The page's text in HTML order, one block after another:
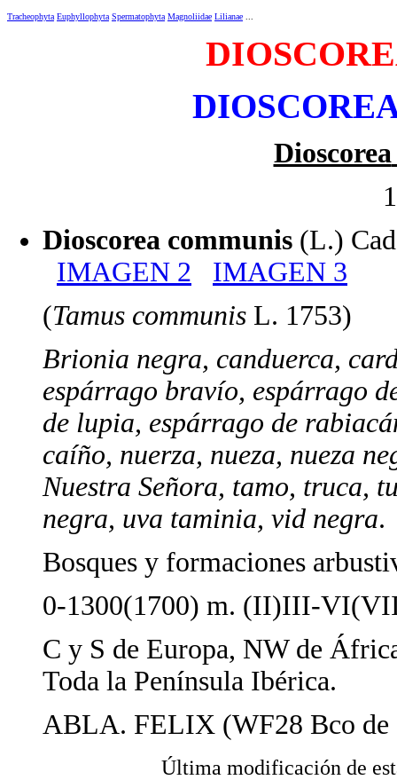
Tracheophyta Euphyllophyta Spermatophyta Magnoliidae Lilianae
Dioscorea
Dioscorea communis (L.)
IMAGEN 2
IMAGEN 3
(Tamus communis L. 1753)
Brionia negra, canduerca,
espárrago bravío, espárrago
de lupia, espárrago de
caíño, nuerza, nueza, nueza
Nuestra Señora, tamo, truca,
negra, uva taminia, vid negra.
Bosques y formaciones
0-1300(1700) m. (II)III-
C y S de Europa, NW de
Toda la Península Ibérica.
ABLA. FELIX (WF28 Bco
Última modificación de